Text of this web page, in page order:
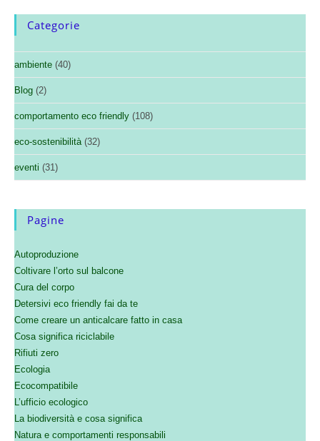
Categorie
ambiente (40)
Blog (2)
comportamento eco friendly (108)
eco-sostenibilità (32)
eventi (31)
Pagine
Autoproduzione
Coltivare l’orto sul balcone
Cura del corpo
Detersivi eco friendly fai da te
Come creare un anticalcare fatto in casa
Cosa significa riciclabile
Rifiuti zero
Ecologia
Ecocompatibile
L’ufficio ecologico
La biodiversità e cosa significa
Natura e comportamenti responsabili